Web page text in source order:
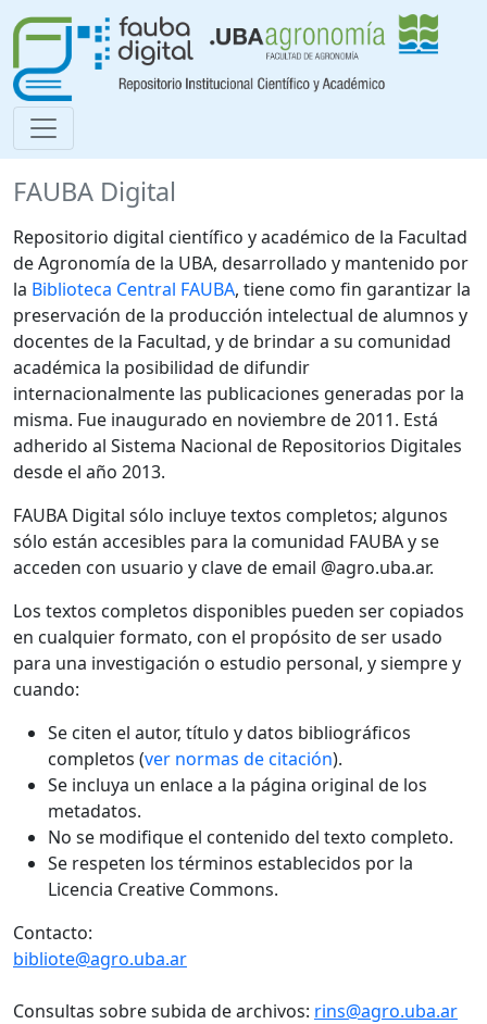
FAUBA Digital
Repositorio digital científico y académico de la Facultad
de Agronomía de la UBA, desarrollado y mantenido por
la Biblioteca Central FAUBA, tiene como fin garantizar la
preservación de la producción intelectual de alumnos y
docentes de la Facultad, y de brindar a su comunidad
académica la posibilidad de difundir
internacionalmente las publicaciones generadas por la
misma. Fue inaugurado en noviembre de 2011. Está
adherido al Sistema Nacional de Repositorios Digitales
desde el año 2013.
FAUBA Digital sólo incluye textos completos; algunos
sólo están accesibles para la comunidad FAUBA y se
acceden con usuario y clave de email @agro.uba.ar.
Los textos completos disponibles pueden ser copiados
en cualquier formato, con el propósito de ser usado
para una investigación o estudio personal, y siempre y
cuando:
Se citen el autor, título y datos bibliográficos
completos (ver normas de citación).
Se incluya un enlace a la página original de los
metadatos.
No se modifique el contenido del texto completo.
Se respeten los términos establecidos por la
Licencia Creative Commons.
Contacto:
bibliote@agro.uba.ar
Consultas sobre subida de archivos: rins@agro.uba.ar